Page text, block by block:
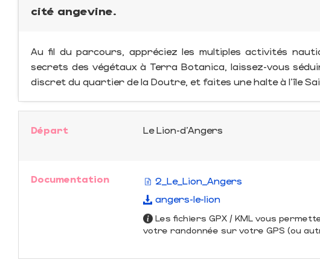
cité angevine.
Au fil du parcours, appréciez les multiples activités
secrets des végétaux à Terra Botanica, laissez-vous
discret du quartier de la Doutre, et faites une halte à l'île
Départ Le Lion-d'Angers
Documentation
2_Le_Lion_Angers
angers-le-lion
Les fichiers GPX / KML vous
votre randonnée sur votre GPS (ou